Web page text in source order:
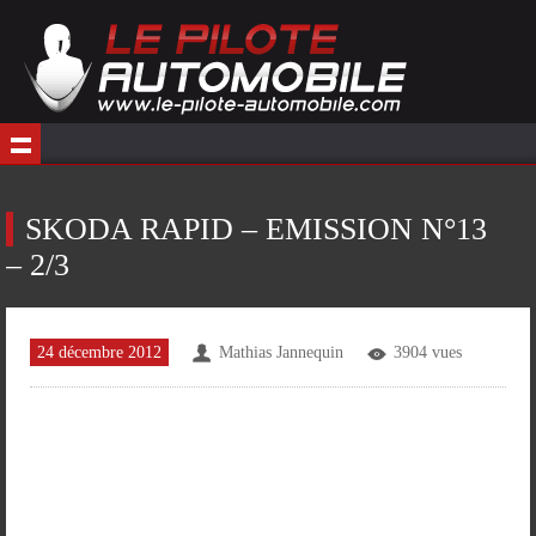
SKODA RAPID – EMISSION N°13
– 2/3
24 décembre 2012 Mathias Jannequin 3904 vues